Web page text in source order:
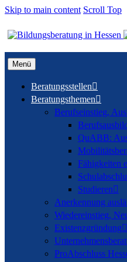
Skip to main content Scroll Top
Menü
Beratungsstellen
Beratungsthemen
Berufseinstieg,
QuABB:
Fähigkeiten
Studieren
Anerkennung
Wiedereinstieg,
Existenzgründung
ProAbschluss